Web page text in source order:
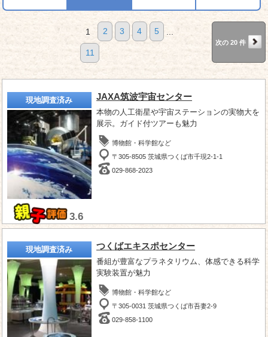
1 2 3 4 5
11
次の 20 件
現地調査済み
3.6
JAXA筑波宇宙センター
本物の人工衛星や宇宙ステーションの実物大を
展示。ガイド付ツアーも魅力
博物館・科学館など
〒305-8505 茨城県つくば市千現2-1-1
029-868-2023
現地調査済み つくばエキスポセンター
番組が豊富なプラネタリウム、体感できる科学
実験装置が魅力
博物館・科学館など
〒305-0031 茨城県つくば市吾妻2-9
029-858-1100